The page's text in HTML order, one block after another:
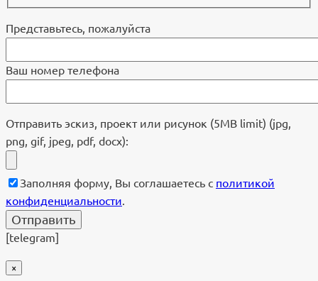
Представьтесь, пожалуйста
Ваш номер телефона
Отправить эскиз, проект или рисунок (5MB limit) (jpg,
png, gif, jpeg, pdf, docx):
Заполняя форму, Вы соглашаетесь с политикой
конфиденциальности.
[telegram]
×